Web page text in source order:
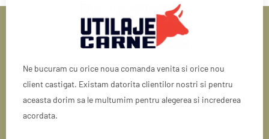
Ne bucuram cu orice noua comanda venita si orice nou
client castigat. Existam datorita clientilor nostri si pentru
aceasta dorim sa le multumim pentru alegerea si increderea
acordata.